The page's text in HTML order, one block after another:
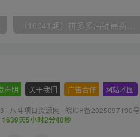
（10041期）拼多多店铺最新高效引流术，轻松引流400+创业粉，精准日变现五位数！
声明 关于我们 广告合作 网站地图
· 八斗项目资源网 · 皖ICP备2025097190号
1639天5小时2分41秒